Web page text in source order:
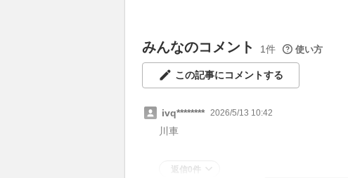
みんなのコメント 1件 使い方
この記事にコメントする
ivq******** 2026/5/13 10:42
川車
返信0件